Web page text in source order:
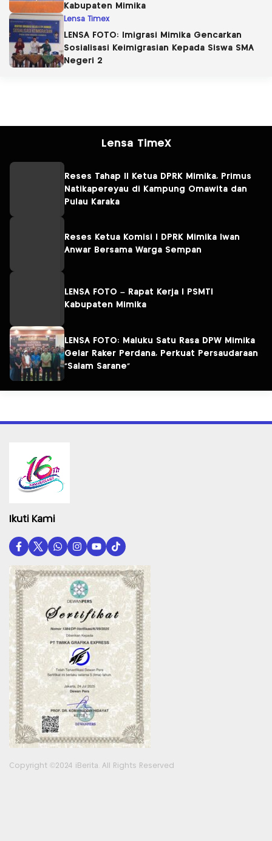
Kabupaten Mimika
Lensa Timex
LENSA FOTO: Imigrasi Mimika Gencarkan
Sosialisasi Keimigrasian Kepada Siswa SMA
Negeri 2
Lensa TimeX
Reses Tahap II Ketua DPRK Mimika, Primus
Natikapereyau di Kampung Omawita dan
Pulau Karaka
Reses Ketua Komisi I DPRK Mimika Iwan
Anwar Bersama Warga Sempan
LENSA FOTO – Rapat Kerja I PSMTI
Kabupaten Mimika
LENSA FOTO: Maluku Satu Rasa DPW Mimika
Gelar Raker Perdana, Perkuat Persaudaraan
“Salam Sarane”
Ikuti Kami
Copyright ©2024 iBerita. All Rights Reserved